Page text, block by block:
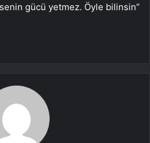
gücü yetmez. Öyle bilinsin”